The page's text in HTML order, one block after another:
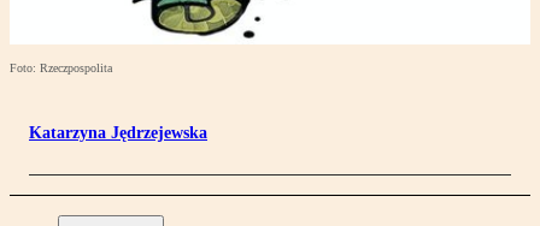
Foto: Rzeczpospolita
Katarzyna Jędrzejewska